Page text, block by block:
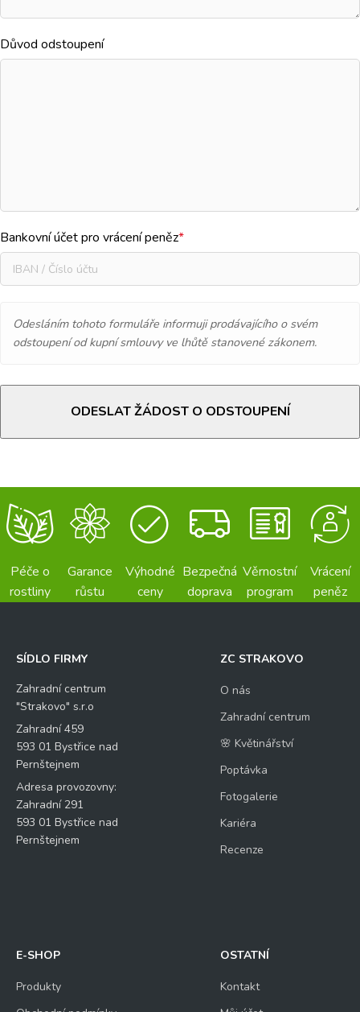
Důvod odstoupení
Bankovní účet pro vrácení peněz*
Odesláním tohoto formuláře informuji prodávajícího o svém
odstoupení od kupní smlouvy ve lhůtě stanovené zákonem.
ODESLAT ŽÁDOST O ODSTOUPENÍ
Péče o
rostliny
Garance
růstu
Výhodné
ceny
Bezpečná
doprava
Věrnostní
program
Vrácení
peněz
SÍDLO FIRMY
Zahradní centrum
"Strakovo" s.r.o
Zahradní 459
593 01 Bystřice nad
Pernštejnem
Adresa provozovny:
Zahradní 291
593 01 Bystřice nad
Pernštejnem
ZC STRAKOVO
O nás
Zahradní centrum
🌸 Květinářství
Poptávka
Fotogalerie
Kariéra
Recenze
E-SHOP
Produkty
OSTATNÍ
Kontakt